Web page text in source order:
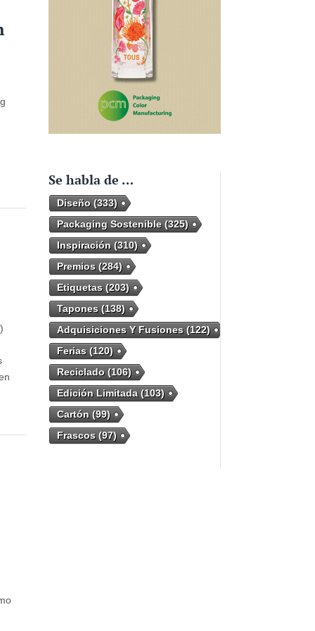
Se habla de …
Diseño(333)
Packaging Sostenible(325)
Inspiración(310)
Premios(284)
Etiquetas(203)
Tapones(138)
Adquisiciones Y Fusiones(122)
Ferias(120)
Reciclado(106)
Edición Limitada(103)
Cartón(99)
Frascos(97)